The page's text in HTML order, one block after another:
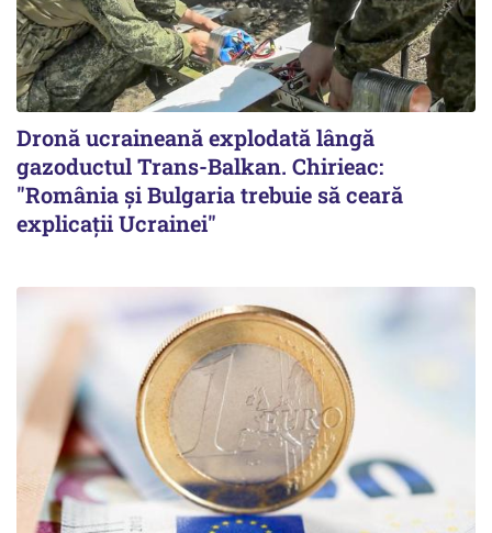
Dronă ucraineană explodată lângă
gazoductul Trans-Balkan. Chirieac:
"România și Bulgaria trebuie să ceară
explicații Ucrainei"